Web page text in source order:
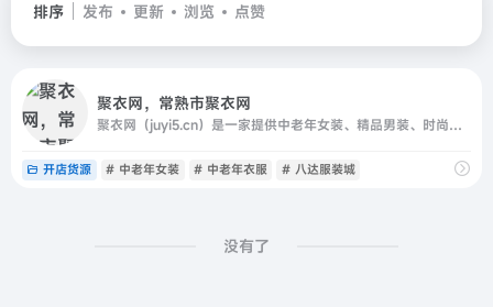
排序 发布 更新 浏览 点赞
聚衣网，常熟市聚衣网
聚衣网（juyi5.cn）是一家提供中老年女装、精品男装、时尚女装一手货源的服装供货网站，为江苏常熟数万家服装厂商提供推广销售渠道；,面向全国网销卖家、实体批发商提供最具竞争力的货源一站式货源进货，并提供快速发布、下载，服装一件代发、推荐专业服装类摄影等优质服务
开店货源 # 中老年女装 # 中老年衣服 # 八达服装城
没有了